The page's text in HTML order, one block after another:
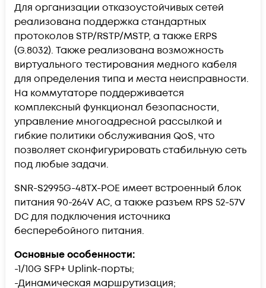
Для организации отказоустойчивых сетей
реализована поддержка стандартных
протоколов STP/RSTP/MSTP, а также ERPS
(G.8032). Также реализована возможность
виртуального тестирования медного кабеля
для определения типа и места неисправности.
На коммутаторе поддерживается
комплексный функционал безопасности,
управление многоадресной рассылкой и
гибкие политики обслуживания QoS, что
позволяет сконфигурировать стабильную сеть
под любые задачи.
SNR-S2995G-48TX-POE имеет встроенный блок
питания 90-264V AC, а также разъем RPS 52-57V
DC для подключения источника
бесперебойного питания.
Основные особенности:
-1/10G SFP+ Uplink-порты;
-Динамическая маршрутизация;